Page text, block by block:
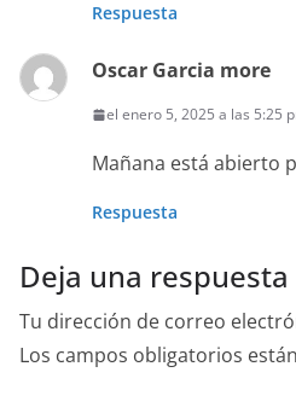
Respuesta
Oscar Garcia more
el enero 5, 2025 a las 5:25
Mañana está abierto
Respuesta
Deja una respuesta
Tu dirección de correo
Los campos obligatorios